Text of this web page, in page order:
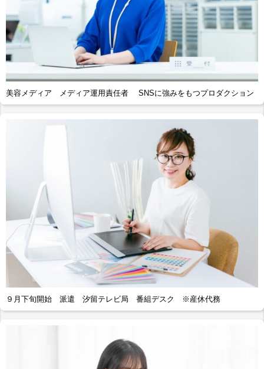
美容メディア メディア運用責任者 SNSに強みをもつプロダクション
９月下旬開始 派遣 汐留テレビ局 番組デスク ※産休代務